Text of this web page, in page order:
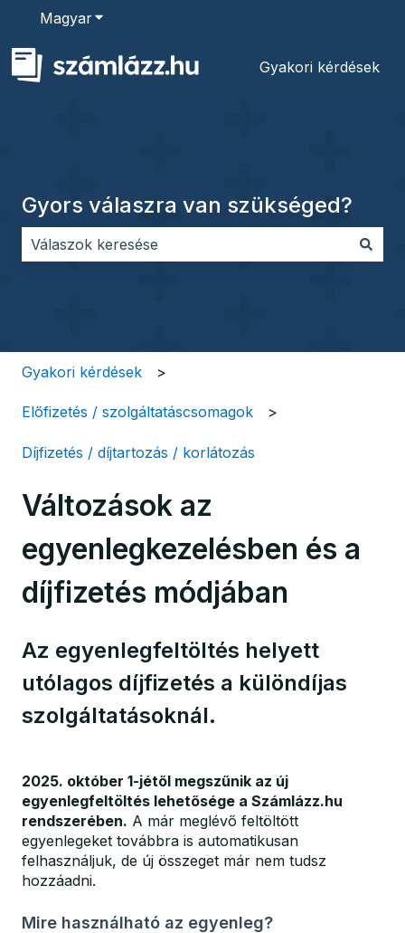
MagyarAlmenü megjelenítése fordításokhoz
Gyakori kérdések
Gyors válaszra van szükséged?
Gyakori kérdések
Előfizetés / szolgáltatáscsomagok
Díjfizetés / díjtartozás / korlátozás
Változások az
egyenlegkezelésben és a
díjfizetés módjában
Az egyenlegfeltöltés helyett
utólagos díjfizetés a különdíjas
szolgáltatásoknál.
2025. október 1-jétől megszűnik az új
egyenlegfeltöltés lehetősége a Számlázz.hu
rendszerében. A már meglévő feltöltött
egyenlegeket továbbra is automatikusan
felhasználjuk, de új összeget már nem tudsz
hozzáadni.
Mire használható az egyenleg?